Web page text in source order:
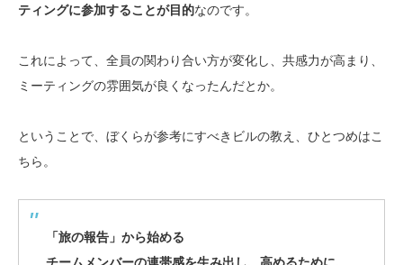
ティングに参加することが目的なのです。
これによって、全員の関わり合い方が変化し、共感力が高まり、
ミーティングの雰囲気が良くなったんだとか。
ということで、ぼくらが参考にすべきビルの教え、ひとつめはこ
ちら。
「旅の報告」から始める
チームメンバーの連帯感を生み出し、高めるために、